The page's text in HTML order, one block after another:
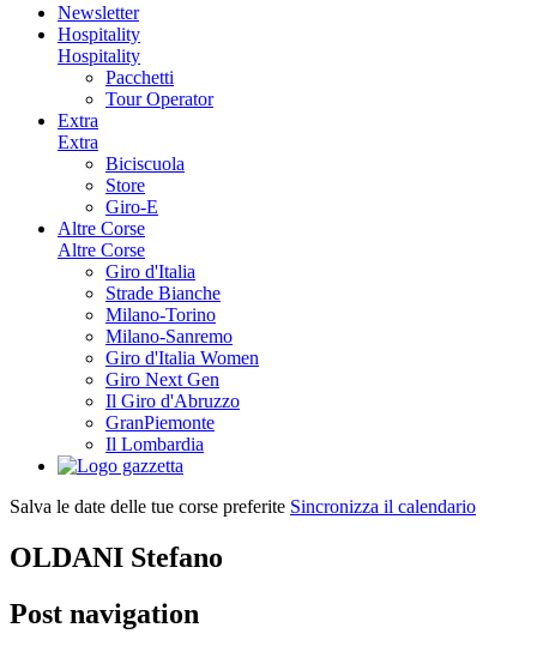
Newsletter
Hospitality
Hospitality
Pacchetti
Tour Operator
Extra
Extra
Biciscuola
Store
Giro-E
Altre Corse
Altre Corse
Giro d'Italia
Strade Bianche
Milano-Torino
Milano-Sanremo
Giro d'Italia Women
Giro Next Gen
Il Giro d'Abruzzo
GranPiemonte
Il Lombardia
Salva le date delle tue corse preferite Sincronizza il calendario
OLDANI Stefano
Post navigation